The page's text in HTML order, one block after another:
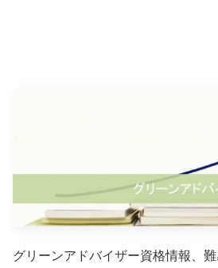
グリーンアドバイザー資格情報、